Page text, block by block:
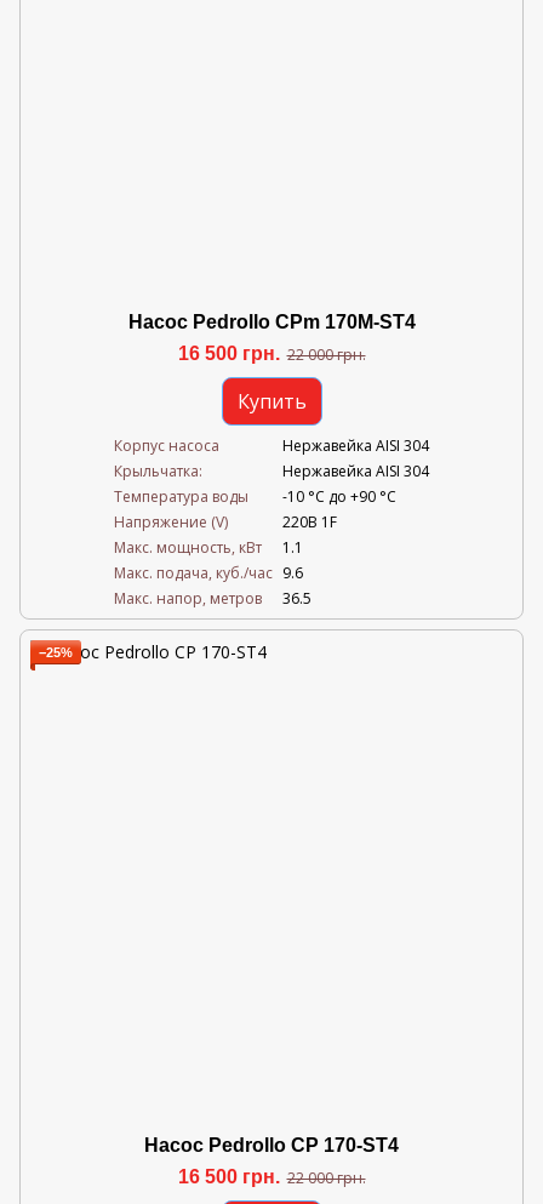
Насос Pedrollo CPm 170M-ST4
16 500 грн. 22 000 грн.
Купить
Корпус насоса
Нержавейка AISI 304
Крыльчатка:
Нержавейка AISI 304
Температура воды
-10 °C до +90 °C
Напряжение (V)
220В 1F
Mакс. мощность, кВт
1.1
Mакс. подача, куб./час 9.6
Maкс. напор, метров
36.5
−25%
Насос Pedrollo CP 170-ST4
16 500 грн. 22 000 грн.